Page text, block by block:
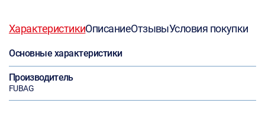
ХарактеристикиОписаниеОтзывыУсловия покупки
Основные характеристики
Производитель
FUBAG